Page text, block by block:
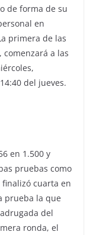
de forma de su
en
primera de las
comenzará a las
del jueves.
en 1.500 y
pruebas como
cuarta en
prueba la que
del
ronda, el